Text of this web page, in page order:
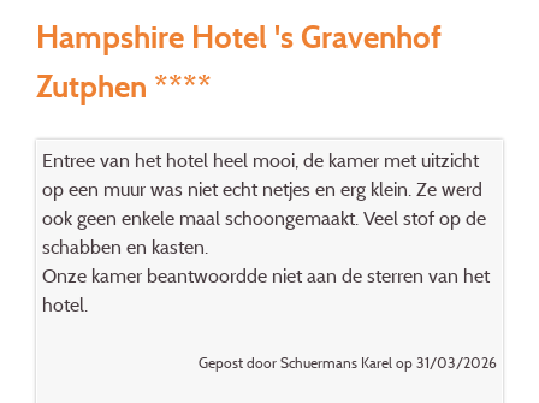
Hampshire Hotel 's Gravenhof
Zutphen ****
Entree van het hotel heel mooi, de kamer met uitzicht
op een muur was niet echt netjes en erg klein. Ze werd
ook geen enkele maal schoongemaakt. Veel stof op de
schabben en kasten.
Onze kamer beantwoordde niet aan de sterren van het
hotel.
Gepost door Schuermans Karel op 31/03/2026